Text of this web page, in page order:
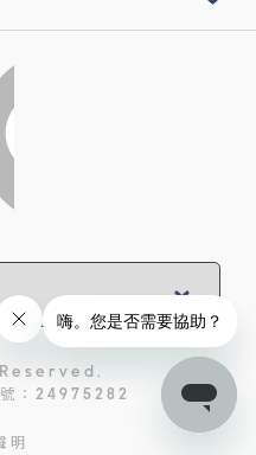
號：24975282
明